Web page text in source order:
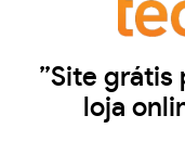
”Site grátis
loja